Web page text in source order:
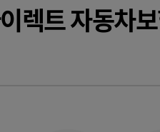
렉트 자동차